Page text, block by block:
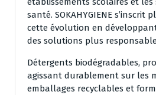
santé. SOKAHYGIENE s’inscrit
cette évolution en
des solutions plus
Détergents biodégradables,
agissant durablement sur les
emballages recyclables et